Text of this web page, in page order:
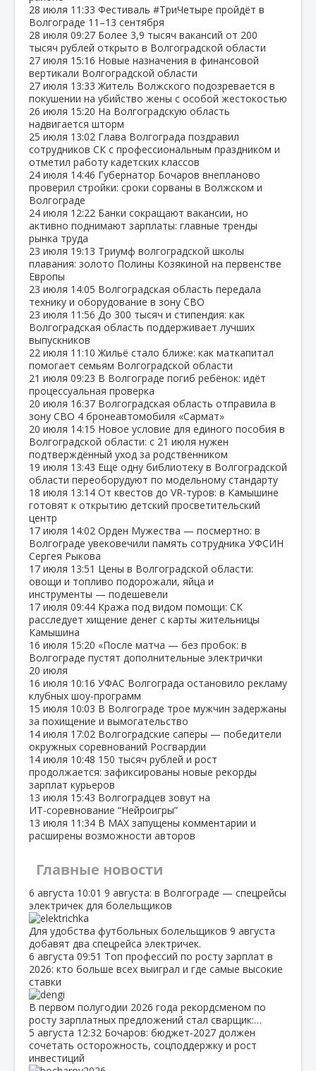
28 июля 11:33 Фестиваль #ТриЧетыре пройдёт в
Волгограде 11–13 сентября
28 июля 09:27 Более 3,9 тысяч вакансий от 200
тысяч рублей открыто в Волгоградской области
27 июля 15:16 Новые назначения в финансовой
вертикали Волгоградской области
27 июля 13:33 Житель Волжского подозревается в
покушении на убийство жены с особой жестокостью
26 июля 15:20 На Волгоградскую область
надвигается шторм
25 июля 13:02 Глава Волгограда поздравил
сотрудников СК с профессиональным праздником и
отметил работу кадетских классов
24 июля 14:46 Губернатор Бочаров внепланово
проверил стройки: сроки сорваны в Волжском и
Волгограде
24 июля 12:22 Банки сокращают вакансии, но
активно поднимают зарплаты: главные тренды
рынка труда
23 июля 19:13 Триумф волгоградской школы
плавания: золото Полины Козякиной на первенстве
Европы
23 июля 14:05 Волгоградская область передала
технику и оборудование в зону СВО
23 июля 11:56 До 300 тысяч и стипендия: как
Волгоградская область поддерживает лучших
выпускников
22 июля 11:10 Жильё стало ближе: как маткапитал
помогает семьям Волгоградской области
21 июля 09:23 В Волгограде погиб ребёнок: идёт
процессуальная проверка
20 июля 16:37 Волгоградская область отправила в
зону СВО 4 бронеавтомобиля «Сармат»
20 июля 14:15 Новое условие для единого пособия в
Волгоградской области: с 21 июля нужен
подтверждённый уход за родственником
19 июля 13:43 Ещё одну библиотеку в Волгоградской
области переоборудуют по модельному стандарту
18 июля 13:14 От квестов до VR‑туров: в Камышине
готовят к открытию детский просветительский
центр
17 июля 14:02 Орден Мужества — посмертно: в
Волгограде увековечили память сотрудника УФСИН
Сергея Рыкова
17 июля 13:51 Цены в Волгоградской области:
овощи и топливо подорожали, яйца и
инструменты — подешевели
17 июля 09:44 Кража под видом помощи: СК
расследует хищение денег с карты жительницы
Камышина
16 июля 15:20 «После матча — без пробок: в
Волгограде пустят дополнительные электрички
20 июля
16 июля 10:16 УФАС Волгограда остановило рекламу
клубных шоу‑программ
15 июля 10:03 В Волгограде трое мужчин задержаны
за похищение и вымогательство
14 июля 17:02 Волгоградские сапёры — победители
окружных соревнований Росгвардии
14 июля 10:48 150 тысяч рублей и рост
продолжается: зафиксированы новые рекорды
зарплат курьеров
13 июля 15:43 Волгоградцев зовут на
ИТ‑соревнование “Нейроигры”
13 июля 11:34 В МАХ запущены комментарии и
расширены возможности авторов
Главные новости
6 августа 10:01 9 августа: в Волгограде — спецрейсы
электричек для болельщиков
Для удобства футбольных болельщиков 9 августа
добавят два спецрейса электричек.
6 августа 09:51 Топ профессий по росту зарплат в
2026: кто больше всех выиграл и где самые высокие
ставки
В первом полугодии 2026 года рекордсменом по
росту зарплатных предложений стал сварщик:…
5 августа 12:32 Бочаров: бюджет‑2027 должен
сочетать осторожность, соцподдержку и рост
инвестиций